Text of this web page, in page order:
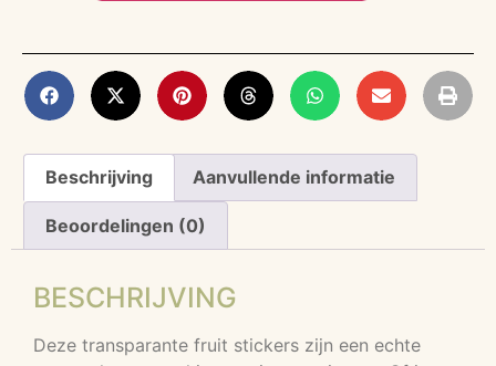
Beschrijving Aanvullende informatie
Beoordelingen (0)
BESCHRIJVING
Deze transparante fruit stickers zijn een echte